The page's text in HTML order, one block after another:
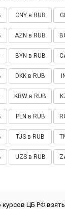
CNY в RUB
AZN в RUB
BYN в RUB
DKK в RUB
KRW в RUB
PLN в RUB
TJS в RUB
UZS в RUB
ЦБ РФ